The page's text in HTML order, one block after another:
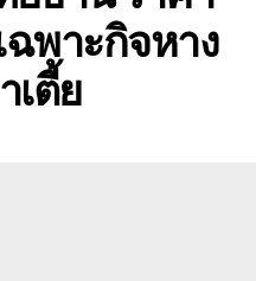
ะเทศ.com
ฉพาะกิจหาง
เตี้ย